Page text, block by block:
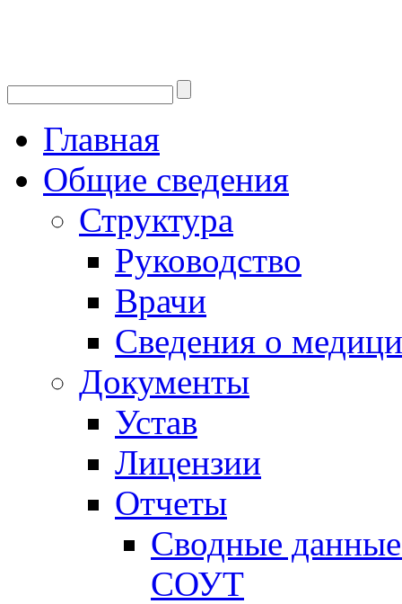
Главная
Общие сведения
Структура
Руководство
Врачи
Сведения о
Документы
Устав
Лицензии
Отчеты
Сводные данные
СОУТ